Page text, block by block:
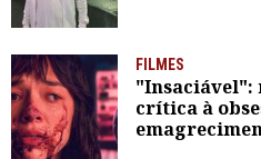
FILMES
"Insaciável":
crítica à